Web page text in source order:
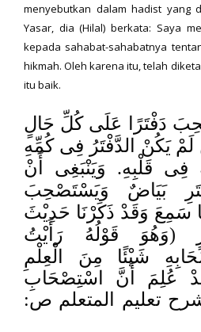
menyebutkan dalam hadist yang
Yasar, dia (Hilal) berkata: Saya
kepada sahabat-sahabatnya
hikmah. Oleh karena itu, telah
itu baik.
دَفْتَرًا عَلَى كُلِّ حَالٍ
لَمْ يَكُنْ الدَّفْتَرُ فِى كُمِّهِ
فِى قَلْبِهِ. وَيَنْبَغِى أَنْ
بَيَاضٌ وَيَسْتَصْحِبَ
سَمِعَ وَقَدْ ذَكَرْنَا حَدِيْثَ
(وَهُوَ قَوْلُهُ رَأَيْتُ
شَيْئًا مِنَ الْعِلْمِ
عُلِمَ أَنَّ اسْتِصْحَابِ
تعليم المتعلم ص: